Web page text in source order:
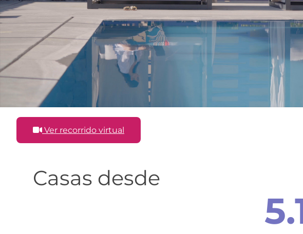
Ver recorrido virtual
Casas desde